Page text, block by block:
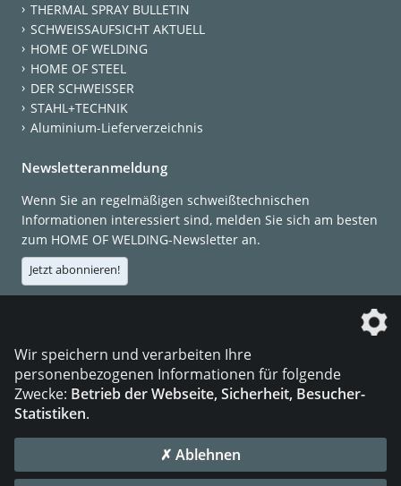
THERMAL SPRAY BULLETIN
SCHWEISSAUFSICHT AKTUELL
HOME OF WELDING
HOME OF STEEL
DER SCHWEISSER
STAHL+TECHNIK
Aluminium-Lieferverzeichnis
Newsletteranmeldung
Wenn Sie an regelmäßigen schweißtechnischen
Informationen interessiert sind, melden Sie sich am besten
zum HOME OF WELDING-Newsletter an.
Jetzt abonnieren!
Die DVS Media GmbH ist ein Unternehmen der
Wir speichern und verarbeiten Ihre
personenbezogenen Informationen für folgende
Zwecke: Betrieb der Webseite, Sicherheit, Besucher-
Statistiken.
✗ Ablehnen